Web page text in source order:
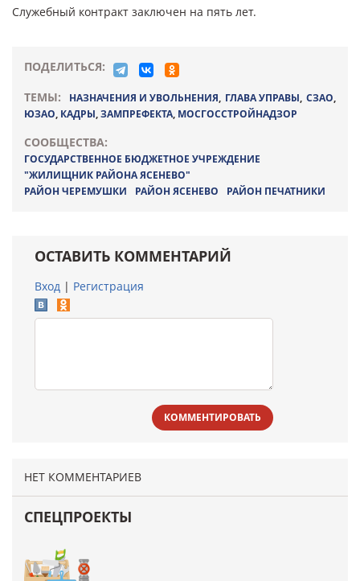
Служебный контракт заключен на пять лет.
ПОДЕЛИТЬСЯ:
ТЕМЫ:
НАЗНАЧЕНИЯ И УВОЛЬНЕНИЯ, ГЛАВА УПРАВЫ, СЗАО,
ЮЗАО, КАДРЫ,ЗАМПРЕФЕКТА, МОСГОССТРОЙНАДЗОР
СООБЩЕСТВА:
ГОСУДАРСТВЕННОЕ БЮДЖЕТНОЕ УЧРЕЖДЕНИЕ
"ЖИЛИЩНИК РАЙОНА ЯСЕНЕВО"
РАЙОН ЧЕРЕМУШКИ
РАЙОН ЯСЕНЕВО РАЙОН ПЕЧАТНИКИ
ОСТАВИТЬ КОММЕНТАРИЙ
Вход | Регистрация
КОММЕНТИРОВАТЬ
НЕТ КОММЕНТАРИЕВ
СПЕЦПРОЕКТЫ